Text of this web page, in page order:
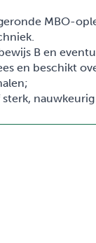
MBO-
B en
en beschikt